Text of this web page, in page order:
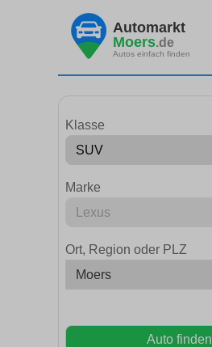
Automarkt
Moers.de
Autos einfach finden
Klasse
Marke
Ort, Region oder PLZ
Auto finden